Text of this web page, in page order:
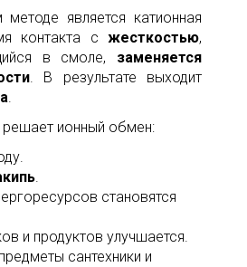
является катионная
контакта с жесткостью,
в смоле, заменяется
. В результате выходит
.
ионный обмен:
.
становятся
и продуктов улучшается.
сантехники и